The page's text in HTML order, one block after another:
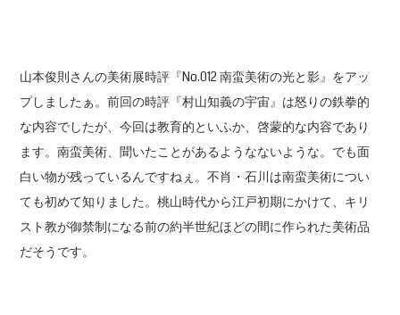
山本俊則さんの美術展時評『No.012 南蛮美術の光と影』をアッ
プしましたぁ。前回の時評『村山知義の宇宙』は怒りの鉄拳的
な内容でしたが、今回は教育的といふか、啓蒙的な内容であり
ます。南蛮美術、聞いたことがあるようなないような。でも面
白い物が残っているんですねぇ。不肖・石川は南蛮美術につい
ても初めて知りました。桃山時代から江戸初期にかけて、キリ
スト教が御禁制になる前の約半世紀ほどの間に作られた美術品
だそうです。